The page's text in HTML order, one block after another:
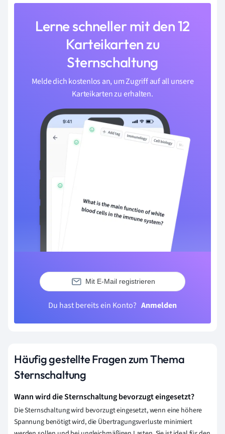
Lerne schneller mit den 12
Karteikarten zu
Sternschaltung
Melde dich kostenlos an, um Zugriff auf all unsere
Karteikarten zu erhalten.
Mit E-Mail registrieren
Du hast bereits ein Konto? Anmelden
Häufig gestellte Fragen zum Thema
Sternschaltung
Wann wird die Sternschaltung bevorzugt eingesetzt?
Die Sternschaltung wird bevorzugt eingesetzt, wenn eine höhere
Spannung benötigt wird, die Übertragungsverluste minimiert